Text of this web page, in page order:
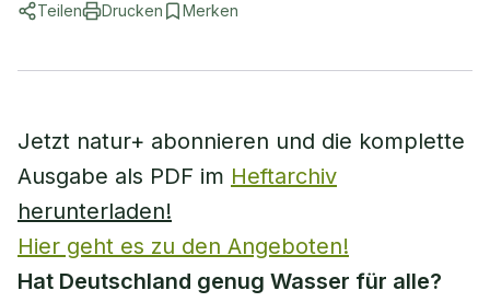
Teilen Drucken Merken
Jetzt natur+ abonnieren und die komplette
Ausgabe als PDF im Heftarchiv
herunterladen!
Hier geht es zu den Angeboten!
Hat Deutschland genug Wasser für alle?